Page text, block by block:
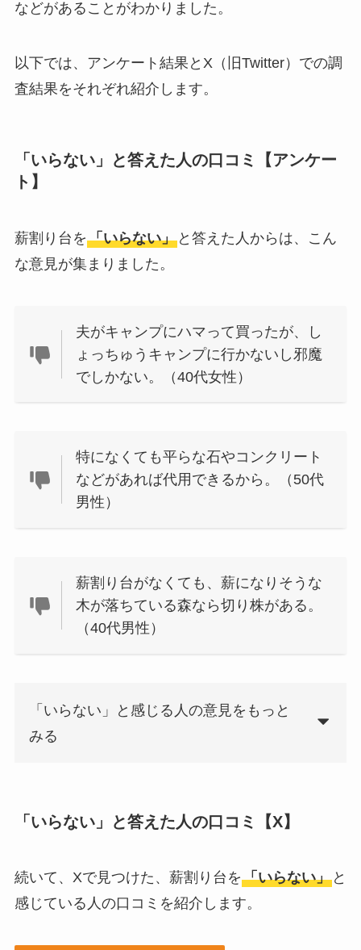
敷きパッドシーツは
敷きパッドだけで寝
るのはどう？代わり
おむつ用ゴミ箱はい
らない？みんなどう
などがあることがわかりました。
以下では、アンケート結果とX（旧Twitter）での調
査結果をそれぞれ紹介します。
「いらない」と答えた人の口コミ【アンケー
ト】
薪割り台を「いらない」と答えた人からは、こん
な意見が集まりました。
夫がキャンプにハマって買ったが、し
ょっちゅうキャンプに行かないし邪魔
でしかない。（40代女性）
特になくても平らな石やコンクリート
などがあれば代用できるから。（50代
男性）
薪割り台がなくても、薪になりそうな
木が落ちている森なら切り株がある。
（40代男性）
「いらない」と感じる人の意見をもっと
みる
「いらない」と答えた人の口コミ【X】
続いて、Xで見つけた、薪割り台を「いらない」と
感じている人の口コミを紹介します。